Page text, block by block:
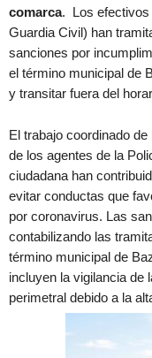
comarca. Los efectivos
Guardia Civil) han
sanciones por
el término municipal de
y transitar fuera del
El trabajo coordinado
de los agentes de la
ciudadana han
evitar conductas que
por coronavirus. Las
contabilizando las
término municipal de
incluyen la vigilancia de
perimetral debido a la